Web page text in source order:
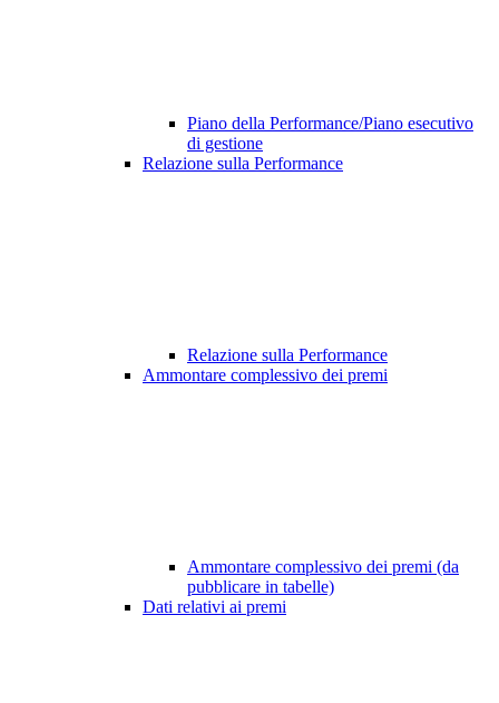
Piano della Performance/Piano esecutivo
di gestione
Relazione sulla Performance
Relazione sulla Performance
Ammontare complessivo dei premi
Ammontare complessivo dei premi (da
pubblicare in tabelle)
Dati relativi ai premi